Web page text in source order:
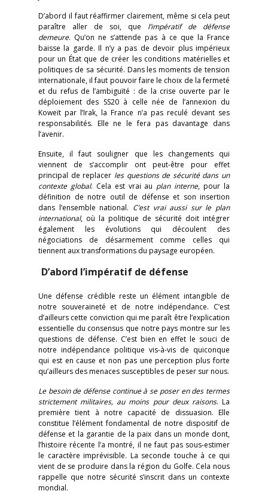
D’abord il faut réaffirmer clairement, même si cela peut
paraître aller de soi, que l’impératif de défense
demeure. Qu’on ne s’attende pas à ce que la France
baisse la garde. Il n’y a pas de devoir plus impérieux
pour un État que de créer les conditions matérielles et
politiques de sa sécurité. Dans les moments de tension
internationale, il faut pouvoir faire le choix de la fermeté
et du refus de l’ambiguïté : de la crise ouverte par le
déploiement des SS20 à celle née de l’annexion du
Koweït par l’Irak, la France n’a pas reculé devant ses
responsabilités. Elle ne le fera pas davantage dans
l’avenir.
Ensuite, il faut souligner que les changements qui
viennent de s’accomplir ont peut-être pour effet
principal de replacer les questions de sécurité dans un
contexte global. Cela est vrai au plan interne, pour la
définition de notre outil de défense et son insertion
dans l’ensemble national. C’est vrai aussi sur le plan
international, où la politique de sécurité doit intégrer
également les évolutions qui découlent des
négociations de désarmement comme celles qui
tiennent aux transformations du paysage européen.
D’abord l’impératif de défense
Une défense crédible reste un élément intangible de
notre souveraineté et de notre indépendance. C’est
d’ailleurs cette conviction qui me paraît être l’explication
essentielle du consensus que notre pays montre sur les
questions de défense. C’est bien en effet le souci de
notre indépendance politique vis-à-vis de quiconque
qui est en cause et non pas une perception plus forte
qu’ailleurs des menaces susceptibles de peser sur nous.
Le besoin de défense continue à se poser en des termes
strictement militaires, au moins pour deux raisons. La
première tient à notre capacité de dissuasion. Elle
constitue l’élément fondamental de notre dispositif de
défense et la garantie de la paix dans un monde dont,
l’histoire récente l’a montré, il ne faut pas sous-estimer
le caractère imprévisible. La seconde touche à ce qui
vient de se produire dans la région du Golfe. Cela nous
rappelle que notre sécurité s’inscrit dans un contexte
mondial.